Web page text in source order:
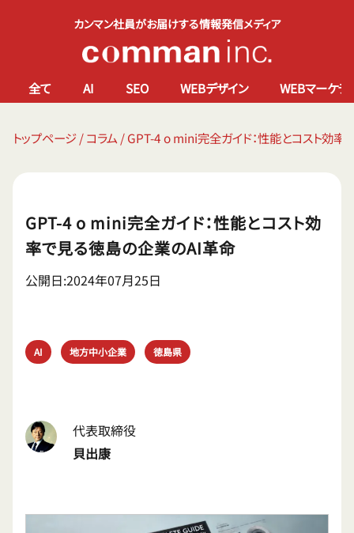
カンマン社員がお届けする情報発信メディア
全て AI SEO WEBデザイン WEBマーケテ
トップページ/コラム /GPT-4 o mini完全ガイド：性能とコスト効
GPT-4 o mini完全ガイド：性能とコスト効
率で見る徳島の企業のAI革命
公開日:2024年07月25日
AI 地方中小企業 徳島県
代表取締役
貝出康